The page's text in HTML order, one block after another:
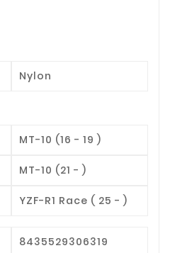
Nylon
MT-10 (16 - 19 )
MT-10 (21 - )
YZF-R1 Race ( 25 - )
8435529306319